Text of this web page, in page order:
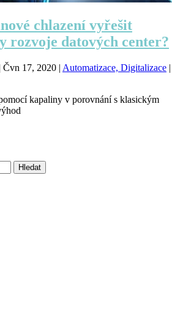
chlazení vyřešit
rozvoje datových center?
Čvn 17, 2020 | Automatizace, Digitalizace |
kapaliny v porovnání s klasickým